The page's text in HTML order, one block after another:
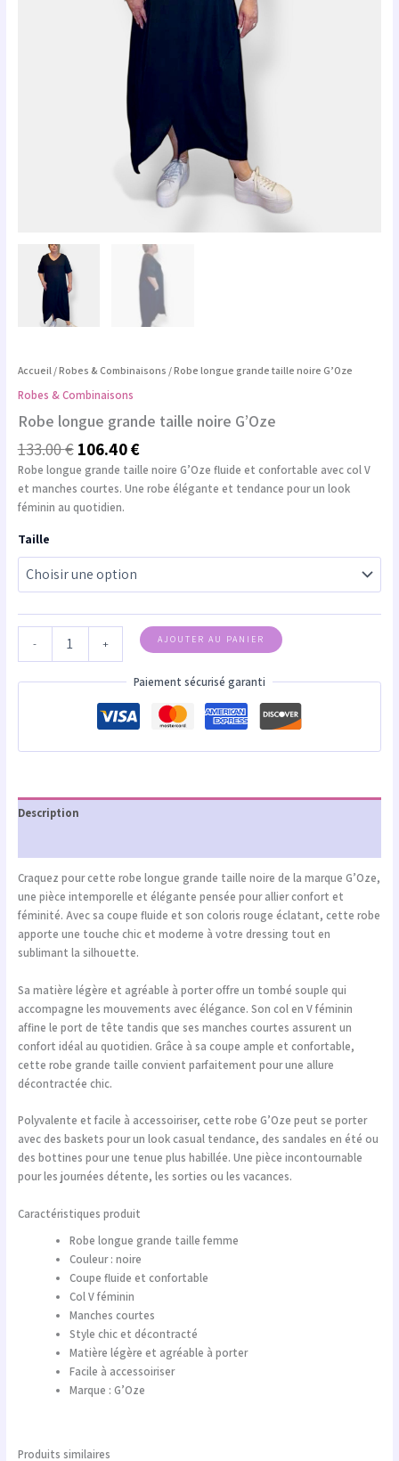
Accueil /Robes & Combinaisons / Robe longue grande taille noire G’Oze
Robes & Combinaisons
Robe longue grande taille noire G’Oze
133.00€ 106.40€
Robe longue grande taille noire G’Oze fluide et confortable avec col V
et manches courtes. Une robe élégante et tendance pour un look
féminin au quotidien.
Taille
- + AJOUTER AU PANIER
Paiement sécurisé garanti
Description
Craquez pour cette robe longue grande taille noire de la marque G’Oze,
une pièce intemporelle et élégante pensée pour allier confort et
féminité. Avec sa coupe fluide et son coloris rouge éclatant, cette robe
apporte une touche chic et moderne à votre dressing tout en
sublimant la silhouette.
Sa matière légère et agréable à porter offre un tombé souple qui
accompagne les mouvements avec élégance. Son col en V féminin
affine le port de tête tandis que ses manches courtes assurent un
confort idéal au quotidien. Grâce à sa coupe ample et confortable,
cette robe grande taille convient parfaitement pour une allure
décontractée chic.
Polyvalente et facile à accessoiriser, cette robe G’Oze peut se porter
avec des baskets pour un look casual tendance, des sandales en été ou
des bottines pour une tenue plus habillée. Une pièce incontournable
pour les journées détente, les sorties ou les vacances.
Caractéristiques produit
Robe longue grande taille femme
Couleur : noire
Coupe fluide et confortable
Col V féminin
Manches courtes
Style chic et décontracté
Matière légère et agréable à porter
Facile à accessoiriser
Marque : G’Oze
Produits similaires